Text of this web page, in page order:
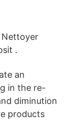
Nettoyer
.
an
in the re-
diminution
products